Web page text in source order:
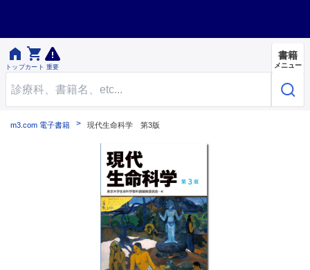

トップ

カート 重要
書籍
メニュー
m3.com 電子書籍 現代生命科学 第3版